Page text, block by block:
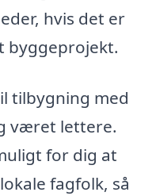
hvis det er
byggeprojekt.
tilbygning med
været lettere.
for dig at
fagfolk, så